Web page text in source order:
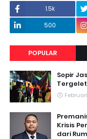
1.5k
500
POPULAR
Sopir
Krisis
dari